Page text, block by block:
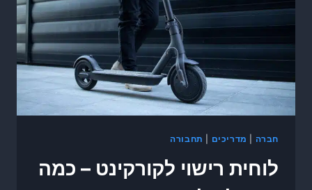
חברה מדריכים תחבורה
לוחית רישוי לקורקינט – כמה